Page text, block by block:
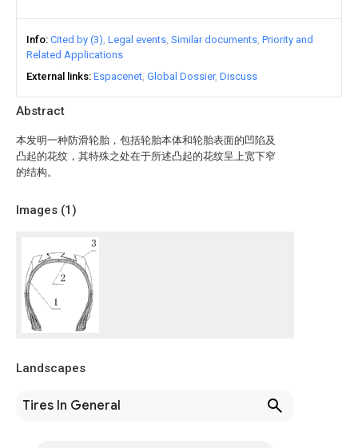
Abstract
本发明一种防滑轮胎，包括轮胎本体和轮胎表面的凹陷及
凸起的花纹，其特殊之处在于所述凸起的花纹呈上宽下窄
的结构。
Images (1)
Landscapes
Tires In General
Info Cited by (3) Legal events Similar documents Priority and
Related Applications
External links Espacenet Global Dossier Discuss